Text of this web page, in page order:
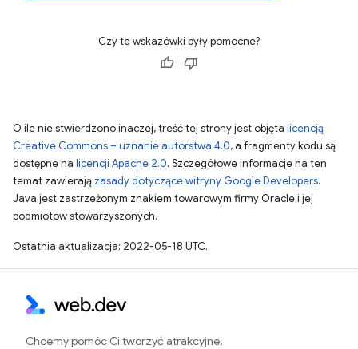
Czy te wskazówki były pomocne?
O ile nie stwierdzono inaczej, treść tej strony jest objęta licencją
Creative Commons – uznanie autorstwa 4.0, a fragmenty kodu są
dostępne na licencji Apache 2.0. Szczegółowe informacje na ten
temat zawierają zasady dotyczące witryny Google Developers.
Java jest zastrzeżonym znakiem towarowym firmy Oracle i jej
podmiotów stowarzyszonych.
Ostatnia aktualizacja: 2022-05-18 UTC.
Chcemy pomóc Ci tworzyć atrakcyjne,